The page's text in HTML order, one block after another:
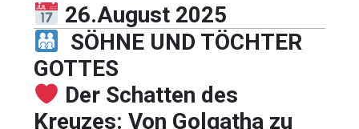
26.August 2025
SÖHNE UND TÖCHTER
GOTTES
Der Schatten des
Kreuzes: Von Golgatha zu